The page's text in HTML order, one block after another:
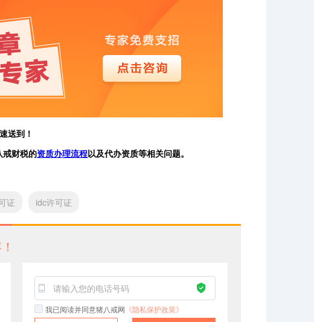
送到！
戒财税的资质办理流程以及代办资质等相关问题。
证 idc许可证
我已阅读并同意猪八戒网 《隐私保护政策》